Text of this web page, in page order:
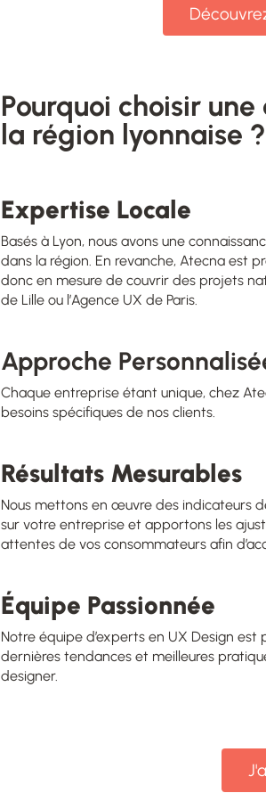
Pourquoi choisir
la région lyonnaise ?
Expertise Locale
Basés à Lyon, nous avons une
dans la région. En revanche, Atecna est
donc en mesure de couvrir des projets
de Lille ou l’Agence UX de Paris.
Approche
Chaque entreprise étant unique, chez
besoins spécifiques de nos clients.
Résultats Mesurables
Nous mettons en œuvre des indicateurs
sur votre entreprise et apportons les
attentes de vos consommateurs afin
Équipe Passionnée
Notre équipe d’experts en UX Design
dernières tendances et meilleures
designer.